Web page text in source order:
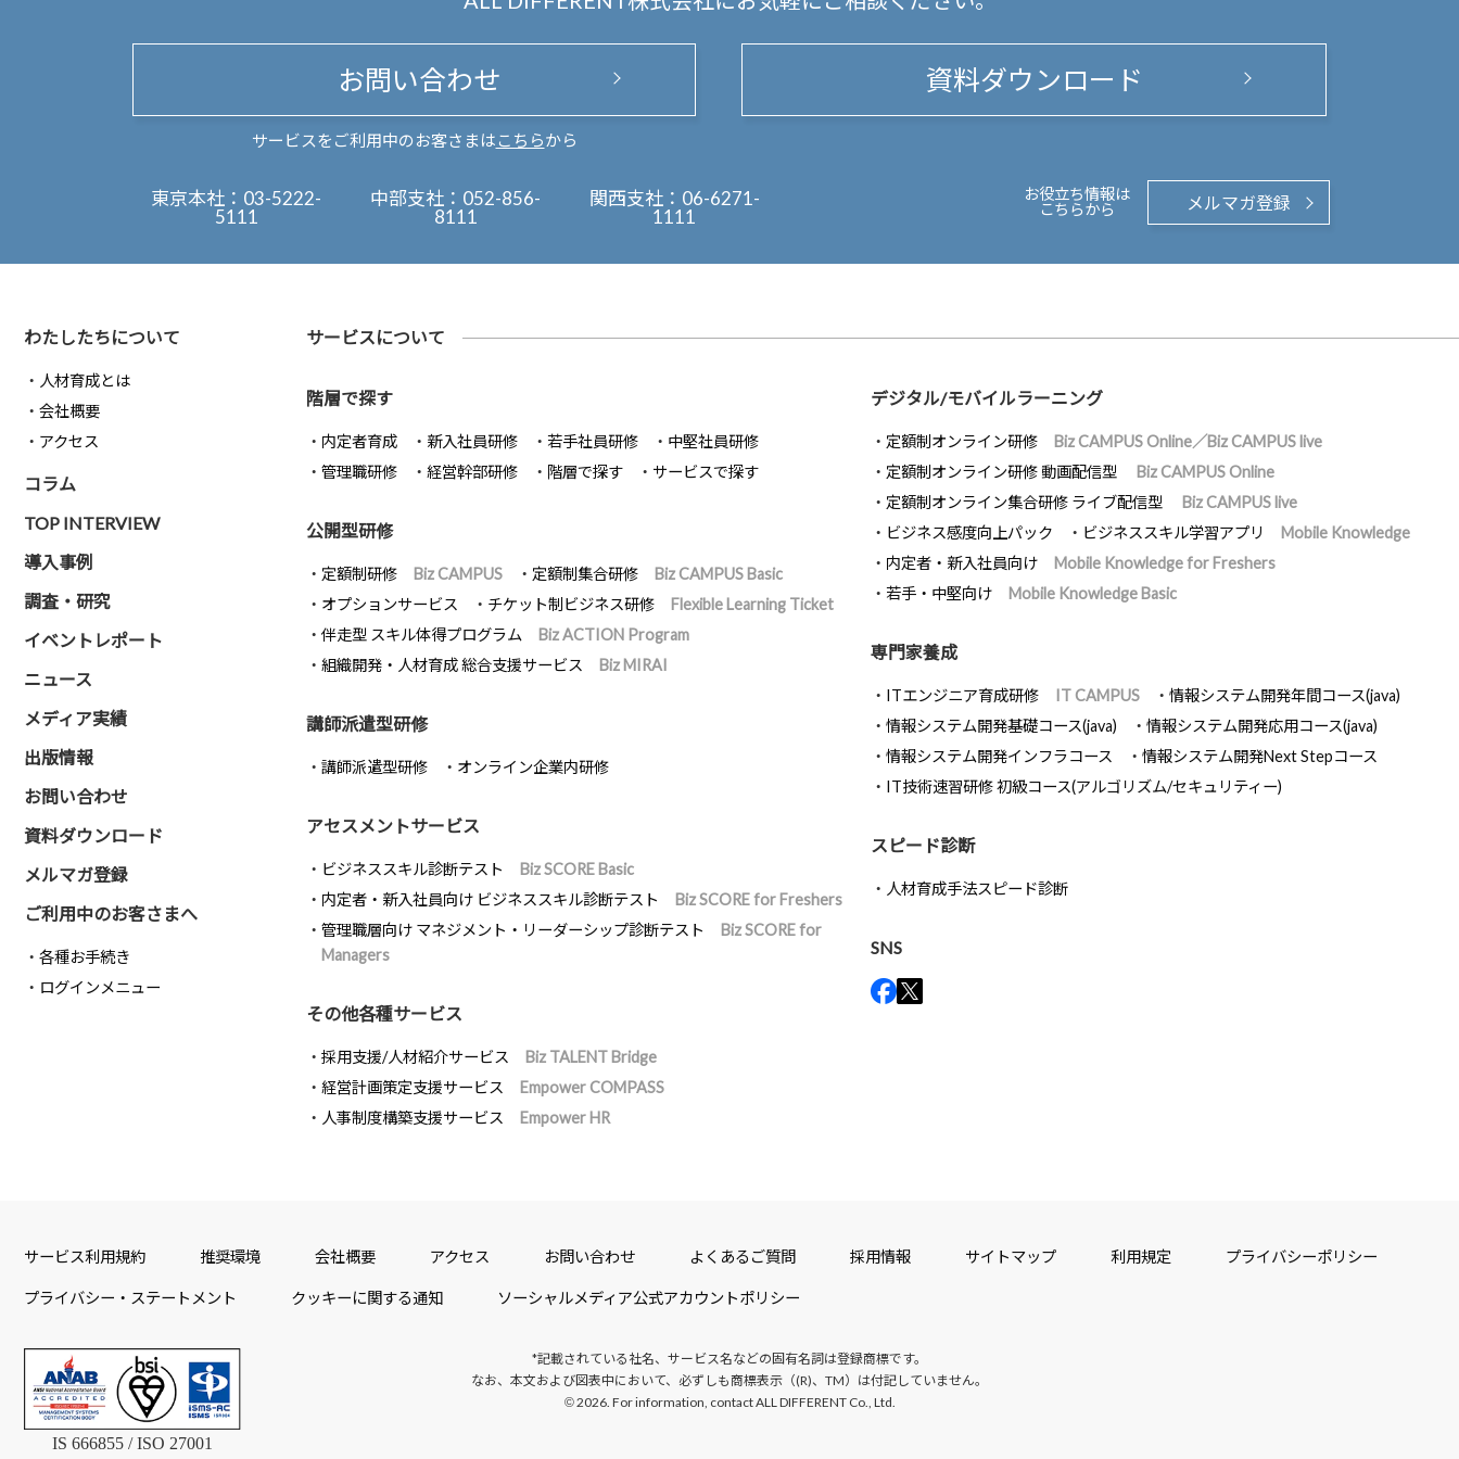
お問い合わせ
サービスをご利用中のお客さまは こちらから
資料ダウンロード
東京本社： 03-5222-
5111
中部支社： 052-856-
8111
関西支社： 06-6271-
1111
お役立ち情報は
こちらから
メルマガ登録
わたしたちについて
人材育成とは
会社概要
アクセス
コラム
TOP INTERVIEW
導入事例
調査・研究
イベントレポート
ニュース
メディア実績
出版情報
お問い合わせ
資料ダウンロード
メルマガ登録
ご利用中のお客さまへ
各種お手続き
ログインメニュー
サービスについて
階層で探す
内定者育成 新入社員研修 若手社員研修
中堅社員研修
管理職研修
経営幹部研修 階層で探す サービスで探す
公開型研修
定額制研修 Biz CAMPUS 定額制集合研修
Biz CAMPUS Basic
オプションサービス
チケット制ビジネス研修
Flexible Learning Ticket
伴走型 スキル体得プログラム
Biz ACTION Program
組織開発・人材育成 総合支援サービス
Biz MIRAI
講師派遣型研修
講師派遣型研修 オンライン企業内研修
アセスメントサービス
ビジネススキル診断テスト
Biz SCORE Basic
内定者・新入社員向け ビジネススキル診断テスト
Biz SCORE for Freshers
管理職層向け マネジメント・リーダーシップ診断テスト
Biz SCORE for
Managers
その他各種サービス
採用支援/人材紹介サービス
Biz TALENT Bridge
経営計画策定支援サービス
Empower COMPASS
人事制度構築支援サービス
Empower HR
デジタル/モバイルラーニング
定額制オンライン研修
Biz CAMPUS Online／Biz CAMPUS live
定額制オンライン研修 動画配信型
Biz CAMPUS Online
定額制オンライン集合研修 ライブ配信型
Biz CAMPUS live
ビジネス感度向上パック
ビジネススキル学習アプリ
Mobile Knowledge
内定者・新入社員向け
Mobile Knowledge for Freshers
若手・中堅向け
Mobile Knowledge Basic
専門家養成
ITエンジニア育成研修 IT CAMPUS
情報システム開発年間コース(java)
情報システム開発基礎コース(java)
情報システム開発応用コース(java)
情報システム開発インフラコース
情報システム開発Next Stepコース
IT技術速習研修 初級コース(アルゴリズム/セキュリティー)
スピード診断
人材育成手法スピード診断
SNS
サービス利用規約 推奨環境 会社概要 アクセス お問い合わせ よくあるご質問 採用情報 サイトマップ 利用規定 プライバシーポリシー
プライバシー・ステートメント クッキーに関する通知 ソーシャルメディア公式アカウントポリシー
IS 666855 / ISO 27001
*記載されている社名、サービス名などの固有名詞は登録商標です。
なお、本文および図表中において、 必ずしも商標表示（(R)、TM）は付記していません。
©2026. For information, contact ALL DIFFERENT Co., Ltd.